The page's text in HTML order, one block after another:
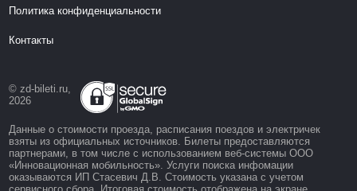
Политика конфиденциальности
Контакты
© zd-bileti.ru,
2026
Данные о стоимости проезда, расписания поездов и электричек
взяты из официальных источников. Билеты предоставляются
партнерами, в том числе с использованием веб-системы ООО
«Инновационная мобильность». Услуги поиска инфомации
оказываются ИП Стасевич Д.В. Стоимость указана с учетом
сервисного сбора. Итоговая стоимость отображена на экране